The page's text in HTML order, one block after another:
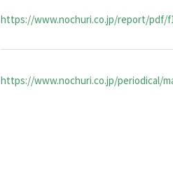
https://www.nochuri.co.jp/report/
https://www.nochuri.co.jp/periodical/